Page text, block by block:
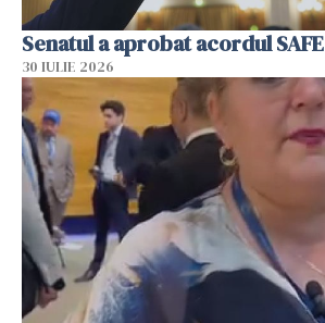
Senatul a aprobat acordul SAFE
30 IULIE 2026